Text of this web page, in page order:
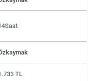
TL